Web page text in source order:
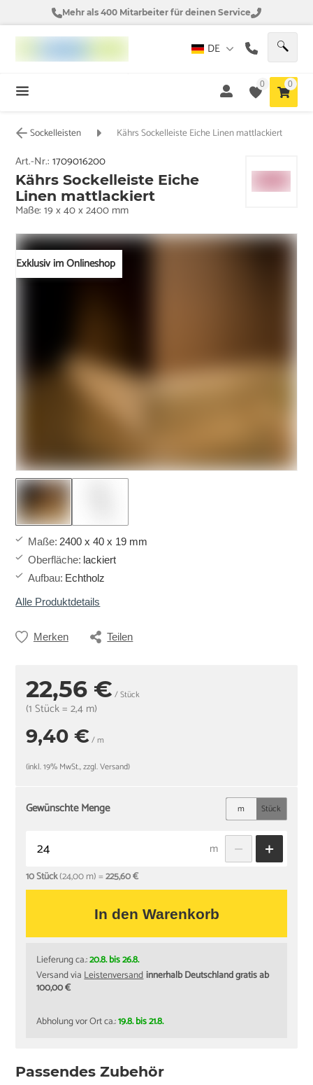
Mehr als 400 Mitarbeiter für deinen Service
DE
0 0
Sockelleisten Kährs Sockelleiste Eiche Linen mattlackiert
Exklusiv im Onlineshop
Art.-Nr.:1709016200
Kährs Sockelleiste Eiche
Linen mattlackiert
Maße: 19 x 40 x 2400 mm
Maße: 2400 x 40 x 19 mm
Oberfläche: lackiert
Aufbau: Echtholz
Alle Produktdetails
Merken Teilen
22,56 € / Stück
(1 Stück = 2,4 m)
9,40 €/ m
(inkl. 19% MwSt., zzgl. Versand)
Gewünschte Menge m Stück
m
10 Stück(24,00 m) =225,60 €
In den Warenkorb
Lieferung ca.:20.8. bis 26.8.
Versand viaLeistenversandinnerhalb Deutschland gratis ab
100,00 €
Abholung vor Ort ca.:19.8. bis 21.8.
Passendes Zubehör